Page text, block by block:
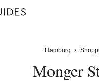
Hamburg
Monger